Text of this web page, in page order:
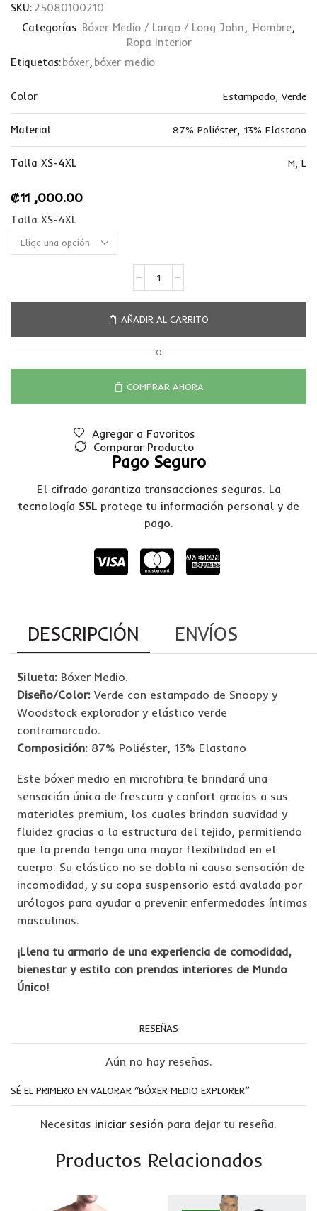
SKU: 25080100210
Categorías Bóxer Medio / Largo / Long John, Hombre,
Ropa Interior
Etiquetas:bóxer, bóxer medio
Color Estampado,Verde
Material 87% Poliéster, 13% Elastano
Talla XS-4XL M, L
₡11 ,000.00
Talla XS-4XL
AÑADIR AL CARRITO
O
COMPRAR AHORA
Agregar a Favoritos
Comparar Producto
Pago Seguro
El cifrado garantiza transacciones seguras. La
tecnología SSL protege tu información personal y de
pago.
DESCRIPCIÓN ENVÍOS
Silueta: Bóxer Medio.
Diseño/Color:Verde con estampado de Snoopy y
Woodstock explorador y elástico verde
contramarcado.
Composición: 87% Poliéster, 13% Elastano
Este bóxer medio en microfibra te brindará una
sensación única de frescura y confort gracias a sus
materiales premium, los cuales brindan suavidad y
fluidez gracias a la estructura del tejido, permitiendo
que la prenda tenga una mayor flexibilidad en el
cuerpo. Su elástico no se dobla ni causa sensación de
incomodidad, y su copa suspensorio está avalada por
urólogos para ayudar a prevenir enfermedades íntimas
masculinas.
¡Llena tu armario de una experiencia de comodidad,
bienestar y estilo con prendas interiores de Mundo
Único!
RESEÑAS
Aún no hay reseñas.
SÉ EL PRIMERO EN VALORAR “BÓXER MEDIO EXPLORER”
Necesitas iniciar sesión para dejar tu reseña.
Productos Relacionados